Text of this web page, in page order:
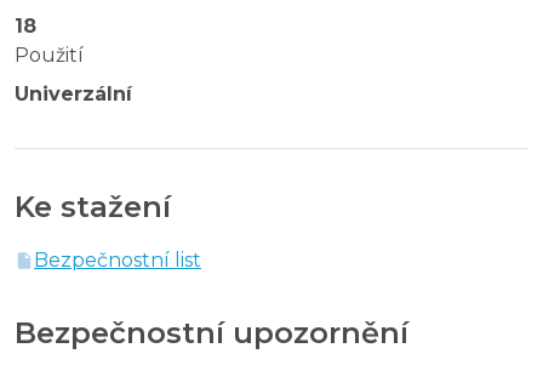
18
Použití
Univerzální
Ke stažení
Bezpečnostní list
Bezpečnostní upozornění